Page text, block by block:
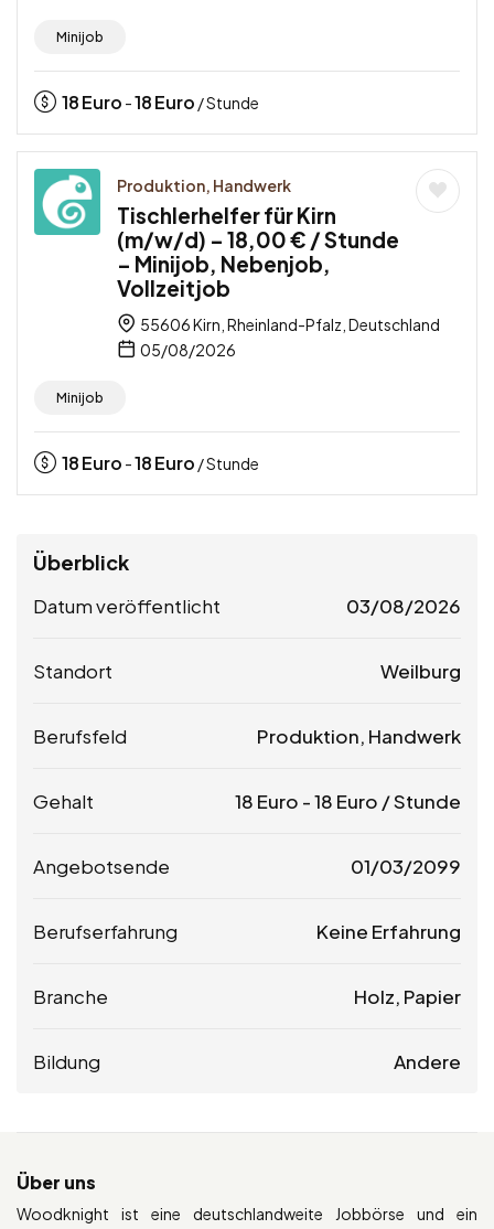
Minijob
18Euro -18Euro / Stunde
Produktion, Handwerk
Tischlerhelfer für Kirn
(m/w/d) – 18,00 € / Stunde
– Minijob, Nebenjob,
Vollzeitjob
55606 Kirn, Rheinland-Pfalz, Deutschland
05/08/2026
Minijob
18Euro -18Euro / Stunde
Überblick
Datum veröffentlicht 03/08/2026
Standort Weilburg
Berufsfeld Produktion, Handwerk
Gehalt 18 Euro -18 Euro / Stunde
Angebotsende 01/03/2099
Berufserfahrung Keine Erfahrung
Branche Holz, Papier
Bildung Andere
Über uns
Woodknight ist eine deutschlandweite Jobbörse und ein